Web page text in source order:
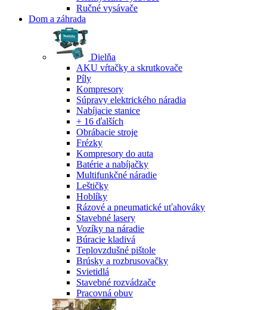
Ručné vysávače
Dom a záhrada
Dielňa
AKU vŕtačky a skrutkovače
Píly
Kompresory
Súpravy elektrického náradia
Nabíjacie stanice
+ 16 ďalších
Obrábacie stroje
Frézky
Kompresory do auta
Batérie a nabíjačky
Multifunkčné náradie
Leštičky
Hoblíky
Rázové a pneumatické uťahováky
Stavebné lasery
Vozíky na náradie
Búracie kladivá
Teplovzdušné pištole
Brúsky a rozbrusovačky
Svietidlá
Stavebné rozvádzače
Pracovná obuv